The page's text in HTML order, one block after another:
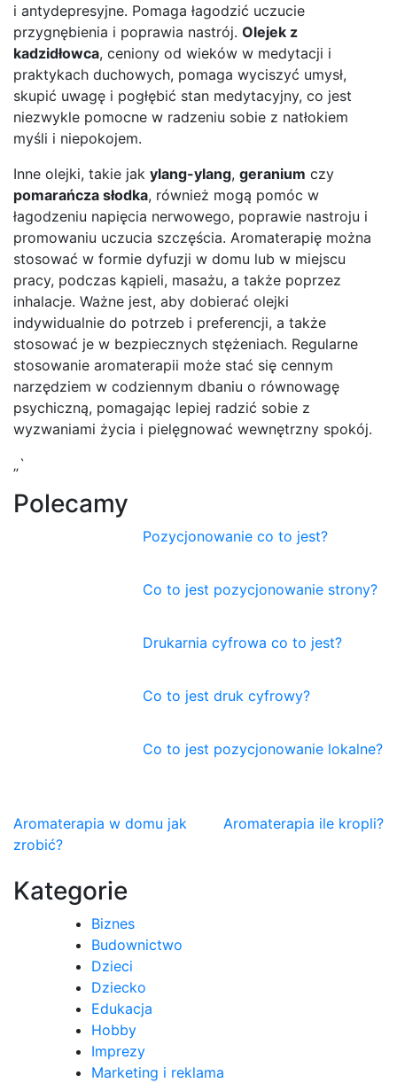
i antydepresyjne. Pomaga łagodzić uczucie
przygnębienia i poprawia nastrój. Olejek z
kadzidłowca, ceniony od wieków w medytacji i
praktykach duchowych, pomaga wyciszyć umysł,
skupić uwagę i pogłębić stan medytacyjny, co jest
niezwykle pomocne w radzeniu sobie z natłokiem
myśli i niepokojem.
Inne olejki, takie jak ylang-ylang, geranium czy
pomarańcza słodka, również mogą pomóc w
łagodzeniu napięcia nerwowego, poprawie nastroju i
promowaniu uczucia szczęścia. Aromaterapię można
stosować w formie dyfuzji w domu lub w miejscu
pracy, podczas kąpieli, masażu, a także poprzez
inhalacje. Ważne jest, aby dobierać olejki
indywidualnie do potrzeb i preferencji, a także
stosować je w bezpiecznych stężeniach. Regularne
stosowanie aromaterapii może stać się cennym
narzędziem w codziennym dbaniu o równowagę
psychiczną, pomagając lepiej radzić sobie z
wyzwaniami życia i pielęgnować wewnętrzny spokój.
„`
Polecamy
Pozycjonowanie co to jest?
Co to jest pozycjonowanie strony?
Drukarnia cyfrowa co to jest?
Co to jest druk cyfrowy?
Co to jest pozycjonowanie lokalne?
Nawigacja
wpisu
Aromaterapia w domu jak
zrobić?
Aromaterapia ile kropli?
Kategorie
Biznes
Budownictwo
Dzieci
Dziecko
Edukacja
Hobby
Imprezy
Marketing i reklama